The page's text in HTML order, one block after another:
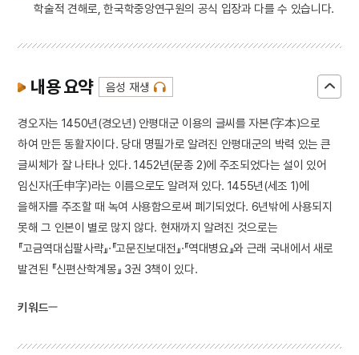
학술적 견해로, 한국학중앙연구원의 공식 입장과 다를 수 있습니다.
내용 요약 음성 재생
경오자는 1450년(경오년) 안평대군 이용의 글씨를 자본(字本)으로
하여 만든 동활자이다. 당대 명필가로 알려진 안평대군의 박력 있는 큰
글씨체가 잘 나타나 있다. 1452년(문종 2)에 주조되었다는 설이 있어
임신자(壬申字)라는 이름으로도 알려져 있다. 1455년(세조 1)에
을해자를 주조할 때 녹여 사용함으로써 폐기되었다. 6년밖에 사용되지
못해 그 인본이 별로 많지 않다. 현재까지 알려진 것으로는
『고금역대십팔사략』·『고문진보대전』·『역대병요』와 근래 국내에서 새로
발견된 『신편산학계몽』 3권 3책이 있다.
키워드